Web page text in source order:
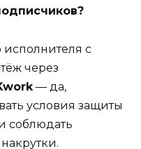
с
через
— да,
условия защиты
соблюдать